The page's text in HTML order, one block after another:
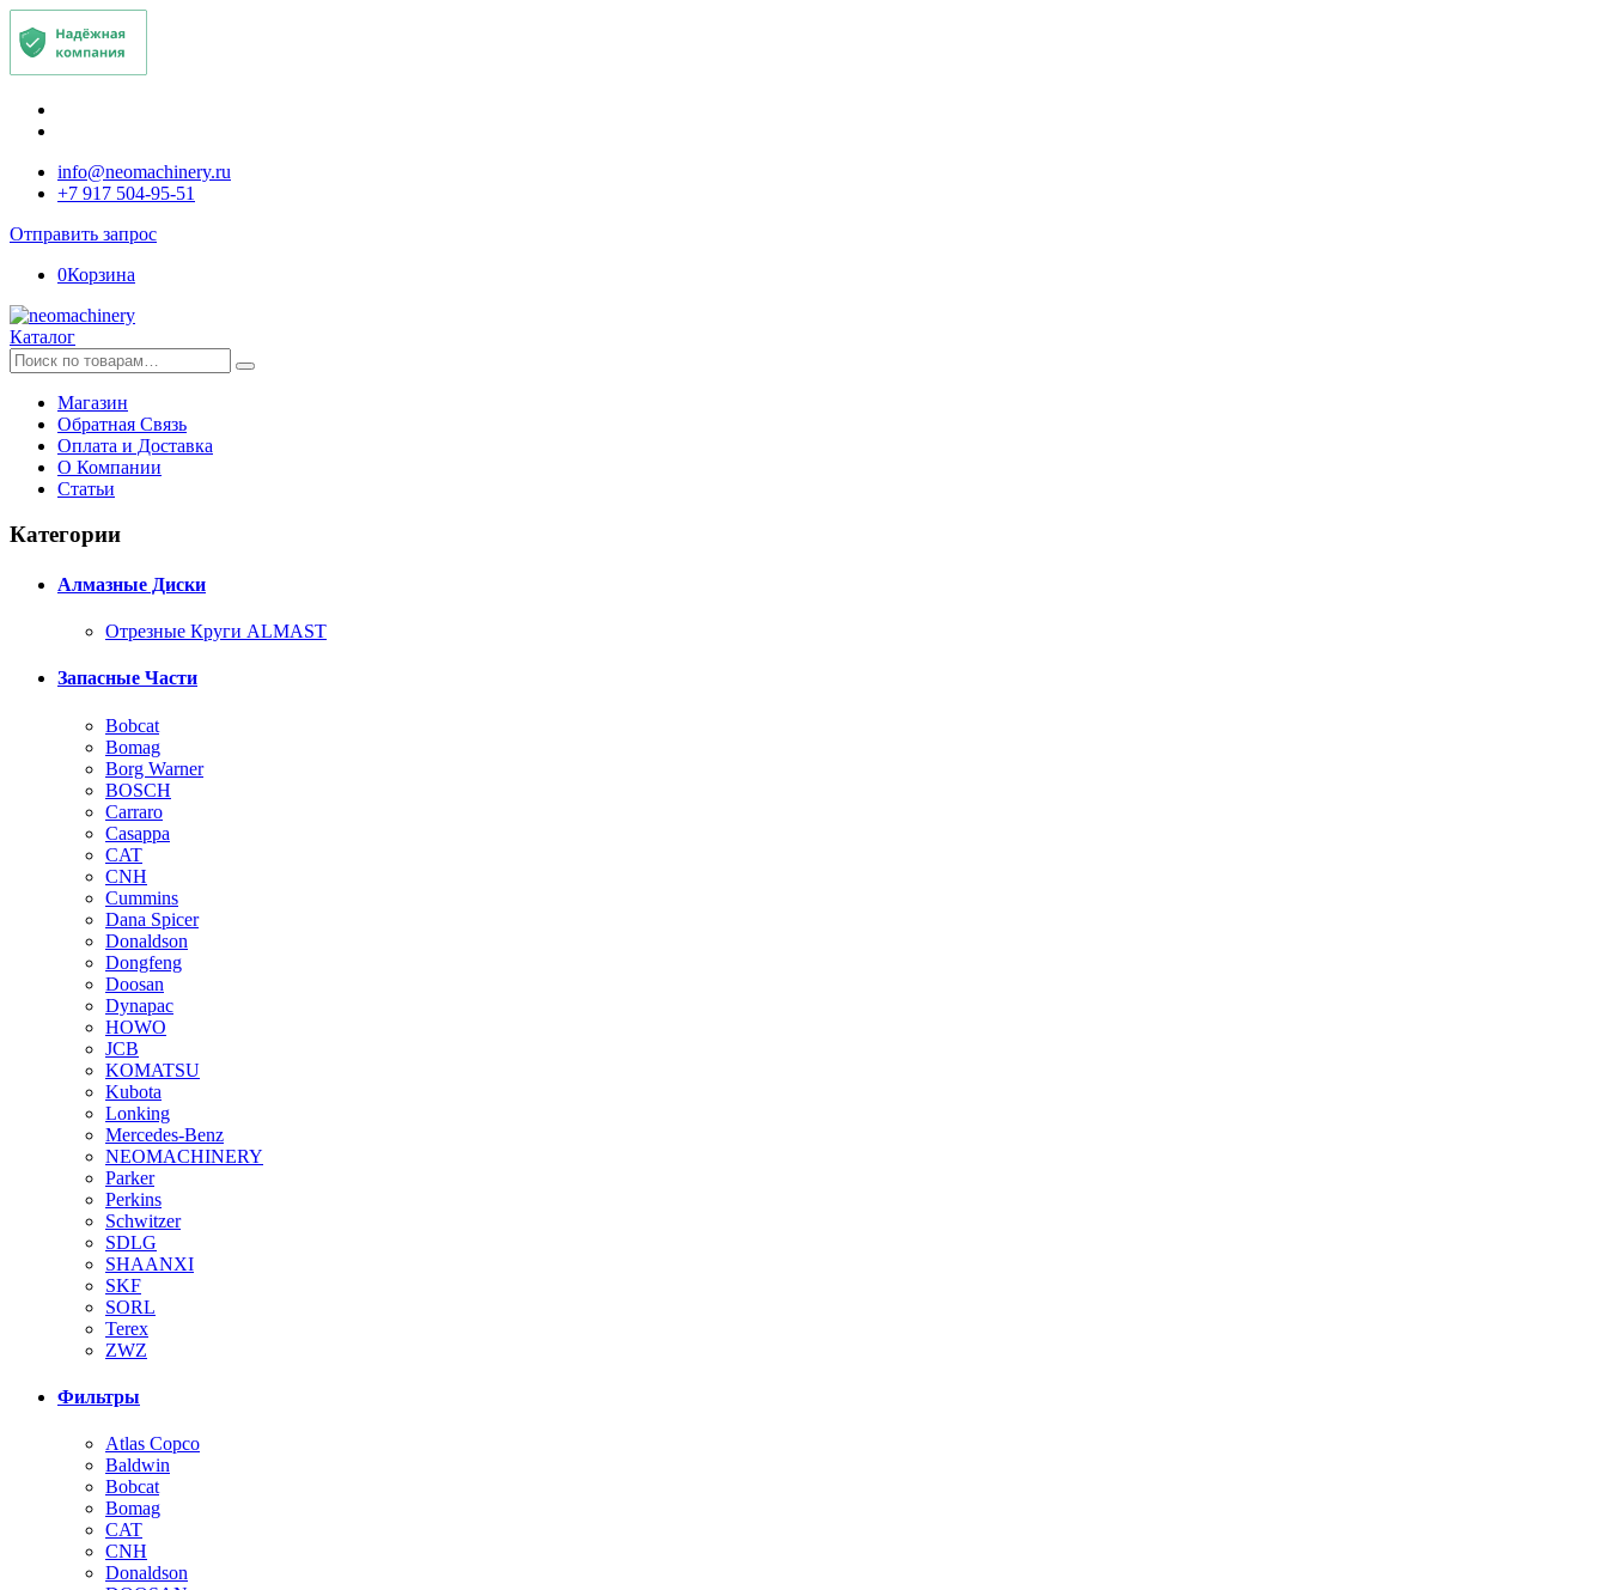
info@neomachinery.ru
+7 917 504-95-51
Отправить запрос
0Корзина
Каталог
Искать:
Магазин
Обратная Связь
Оплата и Доставка
О Компании
Статьи
Категории
Алмазные Диски
Отрезные Круги ALMAST
Запасные Части
Bobcat
Bomag
Borg Warner
BOSCH
Carraro
Casappa
CAT
CNH
Cummins
Dana Spicer
Donaldson
Dongfeng
Doosan
Dynapac
HOWO
JCB
KOMATSU
Kubota
Lonking
Mercedes-Benz
NEOMACHINERY
Parker
Perkins
Schwitzer
SDLG
SHAANXI
SKF
SORL
Terex
ZWZ
Фильтры
Atlas Copco
Baldwin
Bobcat
Bomag
CAT
CNH
Donaldson